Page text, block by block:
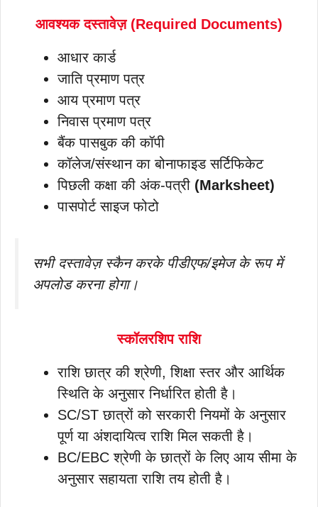
आवश्यक दस्तावेज़ (Required Documents)
आधार कार्ड
जाति प्रमाण पत्र
आय प्रमाण पत्र
निवास प्रमाण पत्र
बैंक पासबुक की कॉपी
कॉलेज/संस्थान का बोनाफाइड सर्टिफिकेट
पिछली कक्षा की अंक-पत्री (Marksheet)
पासपोर्ट साइज फोटो
सभी दस्तावेज़ स्कैन करके पीडीएफ/इमेज के रूप में
अपलोड करना होगा।
स्कॉलरशिप राशि
राशि छात्र की श्रेणी, शिक्षा स्तर और आर्थिक
स्थिति के अनुसार निर्धारित होती है।
SC/ST छात्रों को सरकारी नियमों के अनुसार
पूर्ण या अंशदायित्व राशि मिल सकती है।
BC/EBC श्रेणी के छात्रों के लिए आय सीमा के
अनुसार सहायता राशि तय होती है।